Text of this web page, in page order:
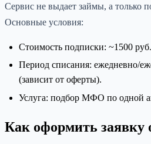
Сервис не выдает займы, а только
Основные условия:
Стоимость подписки: ~1500
Период списания: ежедневно/
(зависит от оферты).
Услуга: подбор МФО по одной
Как оформить заявку